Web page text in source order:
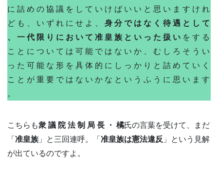
に 詰 め の 協 議 を し て い け ば い い と 思 い ま す け れ
ど も 、 い ず れ に せ よ 、 身 分 で は な く 待 遇 と し て
、 一 代 限 り に お い て 准 皇 族 と い っ た 扱 い を す る
こ と に つ い て は 可 能 で は な い か 、 む し ろ そ う い
っ た 可 能 な 形 を 具 体 的 に し っ か り と 詰 め て い く
こ と が 重 要 で は な い か な と い う ふ う に 思 い ま す
。
こちらも衆 議 院 法 制 局 長 ・ 橘氏の言葉を受けて、まだ
「 准皇族 」と三回連呼。「 准皇族は憲法違反 」という見解
が出ているのですよ。